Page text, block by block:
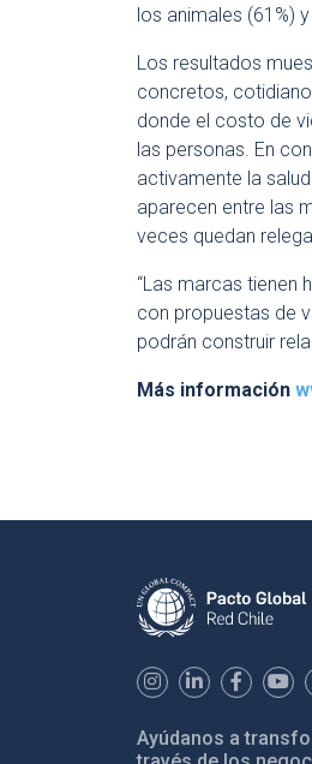
los animales (61%)
Los resultados
concretos,
donde el costo de
las personas. En
activamente la
aparecen entre las
veces quedan
“Las marcas tienen
con propuestas de
podrán construir
Más información
Ayúdanos a